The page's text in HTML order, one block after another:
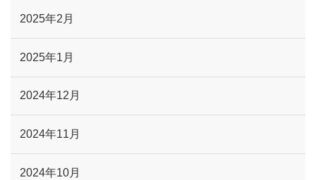
2025年2月
2025年1月
2024年12月
2024年11月
2024年10月